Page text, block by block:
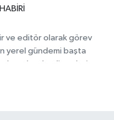
ve editör olarak görev
yerel gündemi başta
ve ulusal gelişmeleri
edindiği bilgilerle
ve etik ilkeler